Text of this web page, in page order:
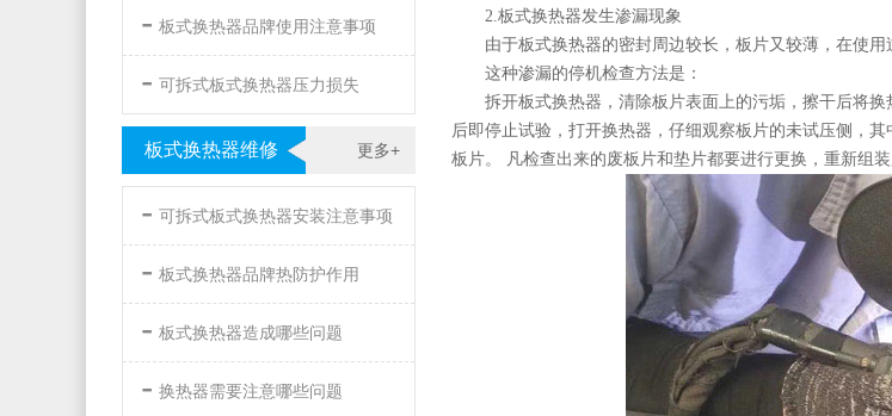
- 板式换热器品牌使用注意事项
- 可拆式板式换热器压力损失
更多+
板式换热器维修
- 可拆式板式换热器安装注意事项
- 板式换热器品牌热防护作用
- 板式换热器造成哪些问题
- 换热器需要注意哪些问题
2.板式换热器发生渗漏现象
由于板式换热器的密封周边较长，板片又较薄，在使
这种渗漏的停机检查方法是：
拆开板式换热器，清除板片表面上的污垢，擦干后将
后即停止试验，打开换热器，仔细观察板片的未试压侧，
板片。 凡检查出来的废板片和垫片都要进行更换，重新组装